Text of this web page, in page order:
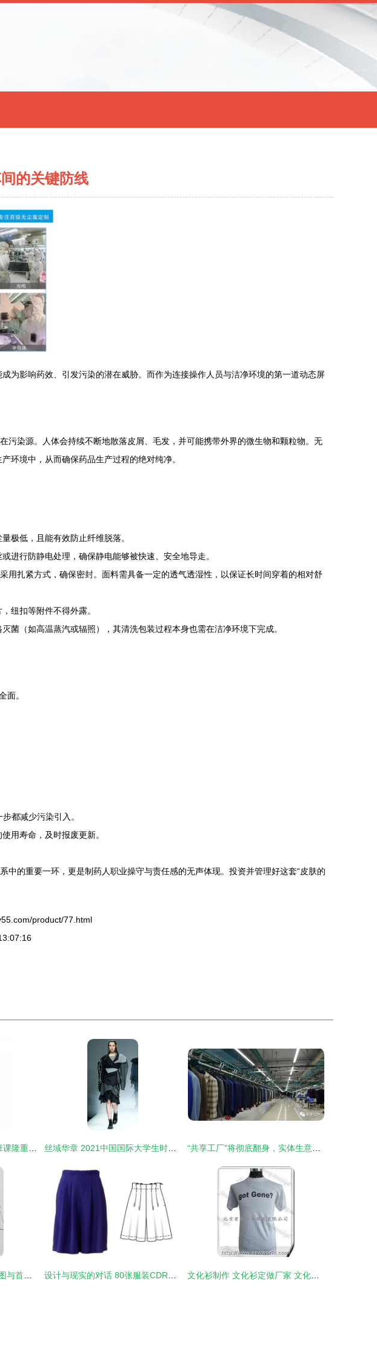
的关键防线
为影响药效、引发污染的潜在威胁。而作为连接操作人员与洁净环境的第一道动态屏
污染源。人体会持续不断地散落皮屑、毛发，并可能携带外界的微生物和颗粒物。无
环境中，从而确保药品生产过程的绝对纯净。
极低，且能有效防止纤维脱落。
进行防静电处理，确保静电能够被快速、安全地导走。
用扎紧方式，确保密封。面料需具备一定的透气透湿性，以保证长时间穿着的相对舒
纽扣等附件不得外露。
菌（如高温蒸汽或辐照），其清洗包装过程本身也需在洁净环境下完成。
面。
都减少污染引入。
用寿命，及时报废更新。
的重要一环，更是制药人职业操守与责任感的无声体现。投资并管理好这套“皮肤的
product/77.html